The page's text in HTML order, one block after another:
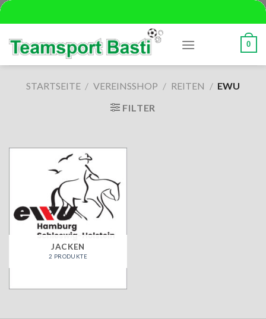
Skip
to
content
0
STARTSEITE / VEREINSSHOP / REITEN / EWU
FILTER
JACKEN
2 PRODUKTE